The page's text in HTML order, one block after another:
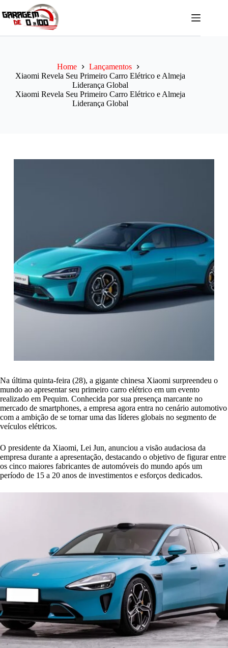
para
Home
Lançamentos
Xiaomi Revela Seu Primeiro Carro Elétrico e Almeja
Liderança Global
Xiaomi Revela Seu Primeiro Carro Elétrico e Almeja
Liderança Global
Na última quinta-feira (28), a gigante chinesa Xiaomi surpreendeu o
mundo ao apresentar seu primeiro carro elétrico em um evento
realizado em Pequim. Conhecida por sua presença marcante no
mercado de smartphones, a empresa agora entra no cenário automotivo
com a ambição de se tornar uma das líderes globais no segmento de
veículos elétricos.
O presidente da Xiaomi, Lei Jun, anunciou a visão audaciosa da
empresa durante a apresentação, destacando o objetivo de figurar entre
os cinco maiores fabricantes de automóveis do mundo após um
período de 15 a 20 anos de investimentos e esforços dedicados.